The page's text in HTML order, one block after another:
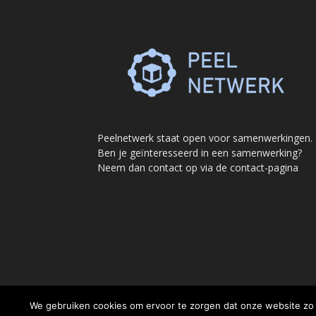
Peelnetwerk staat open voor samenwerkingen.
Ben je geïnteresseerd in een samenwerking?
Neem dan contact op via de contact-pagina
We gebruiken cookies om ervoor te zorgen dat onze website